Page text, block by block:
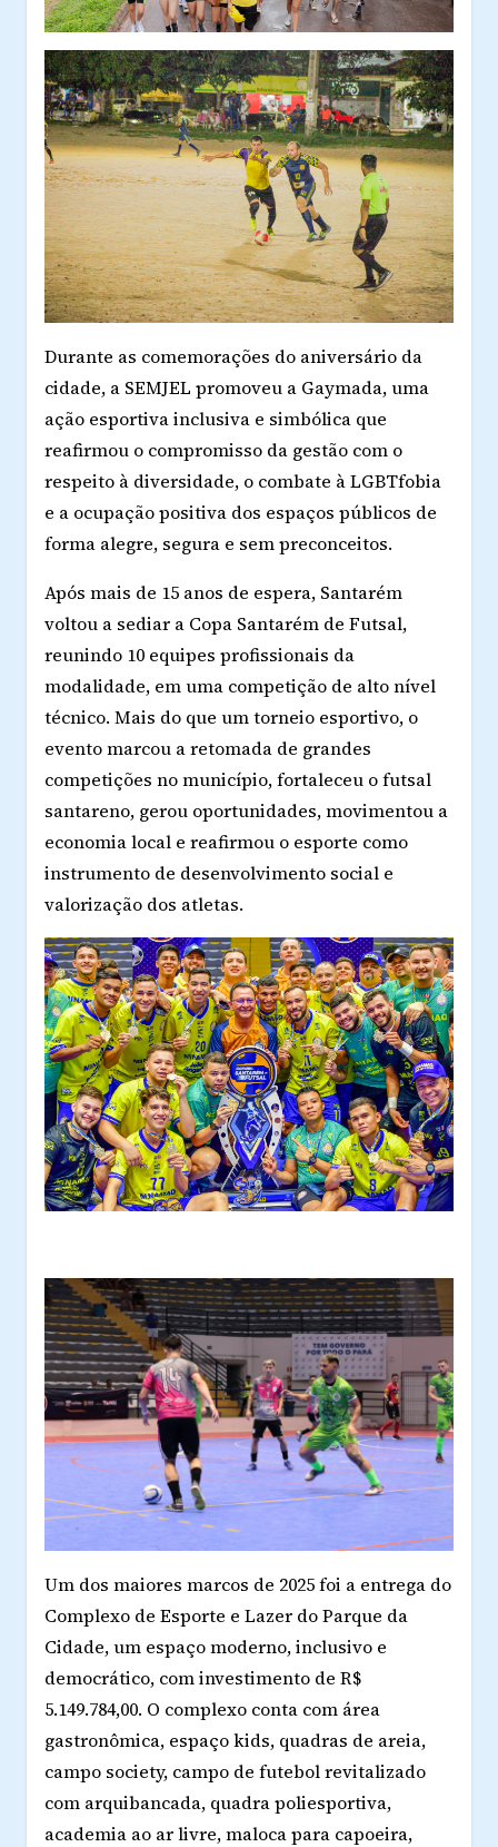
Durante as comemorações do aniversário da
cidade, a SEMJEL promoveu a Gaymada, uma
ação esportiva inclusiva e simbólica que
reafirmou o compromisso da gestão com o
respeito à diversidade, o combate à LGBTfobia
e a ocupação positiva dos espaços públicos de
forma alegre, segura e sem preconceitos.
Após mais de 15 anos de espera, Santarém
voltou a sediar a Copa Santarém de Futsal,
reunindo 10 equipes profissionais da
modalidade, em uma competição de alto nível
técnico. Mais do que um torneio esportivo, o
evento marcou a retomada de grandes
competições no município, fortaleceu o futsal
santareno, gerou oportunidades, movimentou a
economia local e reafirmou o esporte como
instrumento de desenvolvimento social e
valorização dos atletas.
Um dos maiores marcos de 2025 foi a entrega do
Complexo de Esporte e Lazer do Parque da
Cidade, um espaço moderno, inclusivo e
democrático, com investimento de R$
5.149.784,00. O complexo conta com área
gastronômica, espaço kids, quadras de areia,
campo society, campo de futebol revitalizado
com arquibancada, quadra poliesportiva,
academia ao ar livre, maloca para capoeira,